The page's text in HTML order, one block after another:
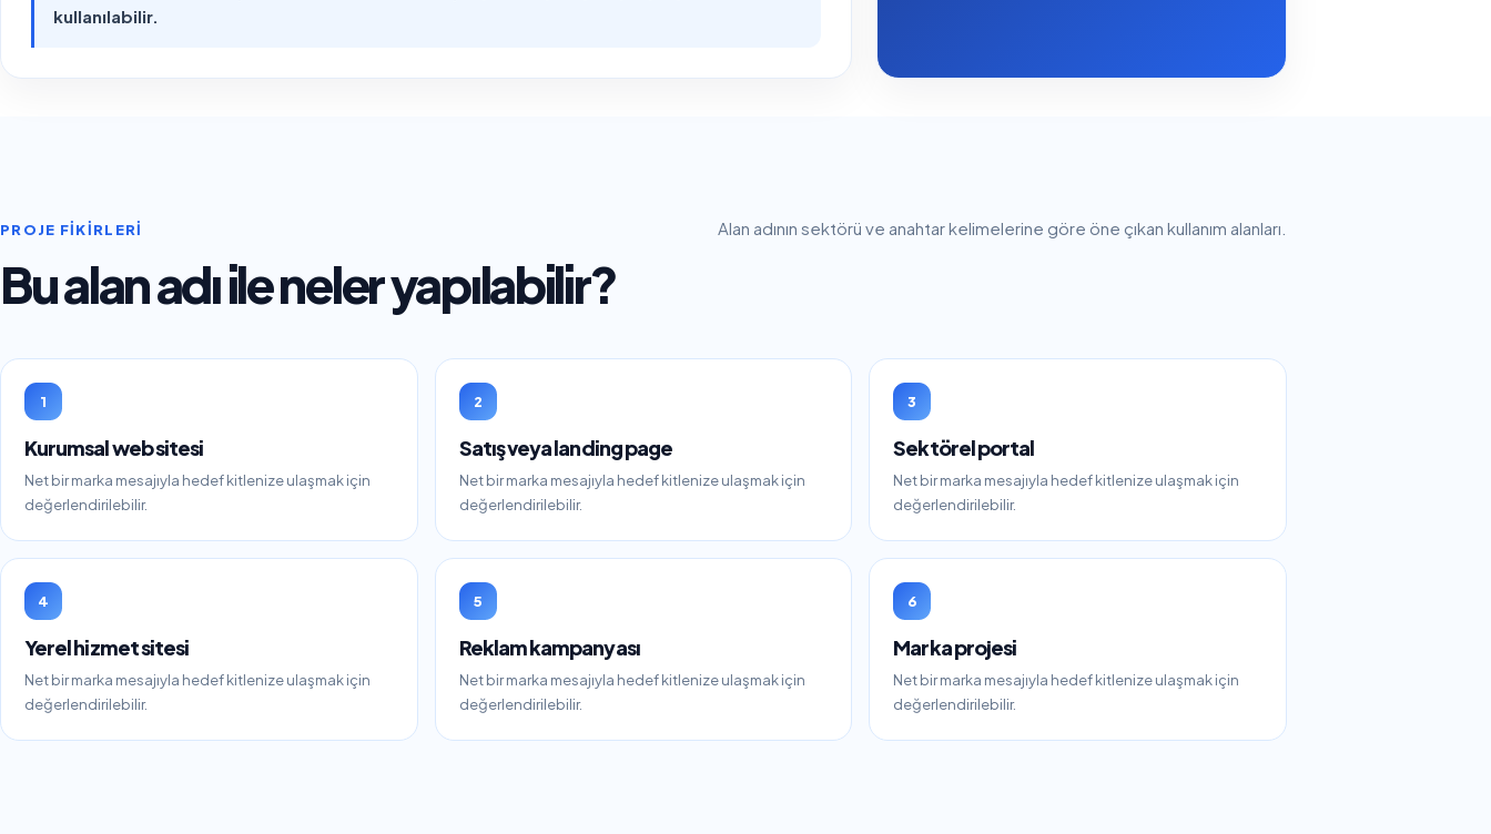
kullanılabilir.
PROJE FIKIRLERI
Bu alan adı ile neler yapılabilir?
Alan adının sektörü ve anahtar kelimelerine göre öne çıkan kullanım alanları.
1
Kurumsal web sitesi
Net bir marka mesajıyla hedef kitlenize ulaşmak için
değerlendirilebilir.
2
Satış veya landing page
Net bir marka mesajıyla hedef kitlenize ulaşmak için
değerlendirilebilir.
3
Sektörel portal
Net bir marka mesajıyla hedef kitlenize ulaşmak için
değerlendirilebilir.
4
Yerel hizmet sitesi
Net bir marka mesajıyla hedef kitlenize ulaşmak için
değerlendirilebilir.
5
Reklam kampanyası
Net bir marka mesajıyla hedef kitlenize ulaşmak için
değerlendirilebilir.
6
Marka projesi
Net bir marka mesajıyla hedef kitlenize ulaşmak için
değerlendirilebilir.